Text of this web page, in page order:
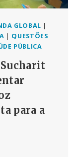
GLOBAL |
| QUESTÕES
PÚBLICA
para a